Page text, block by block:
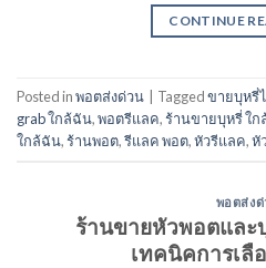
CONTINUE
Posted inพอตส่งด่วน Taggedขายบุหรี่
grab ใกล้ฉัน,พอตรีแลค,ร้านขายบุหรี่ ใ
ใกล้ฉัน,ร้านพอต,รีแลค พอต,หัวรีแลค,หั
พอตส่ง
ร้านขายหัวพอตแล
เทคนิคการเลื